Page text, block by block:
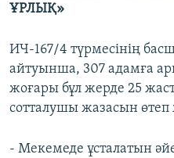
ҰРЛЫҚ»
ИЧ-167/4 түрмесінің
айтуынша, 307 адамға
жоғары бұл жерде 25
сотталушы жазасын
- Мекемеде ұсталатын